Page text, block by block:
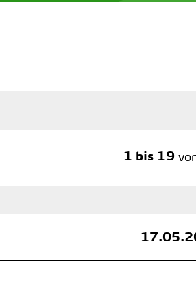
1 bis 19